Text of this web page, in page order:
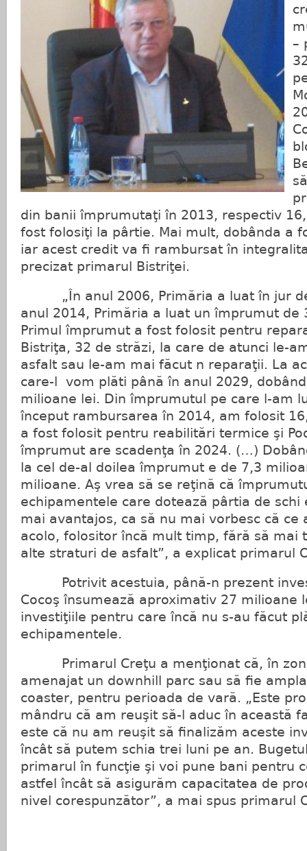
–
din banii împrumutaţi în 2013, respectiv
fost folosiţi la pârtie. Mai mult, dobânda a
iar acest credit va fi rambursat în
precizat primarul Bistriţei.
„În anul 2006, Primăria a luat în jur
anul 2014, Primăria a luat un împrumut de
Primul împrumut a fost folosit pentru
Bistriţa, 32 de străzi, la care de atunci le-
asfalt sau le-am mai făcut n reparaţii. La
care-l vom plăti până în anul 2029,
milioane lei. Din împrumutul pe care l-am
început rambursarea în 2014, am folosit
a fost folosit pentru reabilitări termice şi
împrumut are scadenţa în 2024. (…)
la cel de-al doilea împrumut e de 7,3
milioane. Aş vrea să se reţină că
echipamentele care dotează pârtia de schi
mai avantajos, ca să nu mai vorbesc că ce
acolo, folositor încă mult timp, fără să mai
alte straturi de asfalt”, a explicat primarul
Potrivit acestuia, până-n prezent
Cocoş însumează aproximativ 27 milioane
investiţiile pentru care încă nu s-au făcut
echipamentele.
Primarul Creţu a menţionat că, în
amenajat un downhill parc sau să fie
coaster, pentru perioada de vară. „Este
mândru că am reuşit să-l aduc în această
este că nu am reuşit să finalizăm aceste
încât să putem schia trei luni pe an.
primarul în funcţie şi voi pune bani pentru
astfel încât să asigurăm capacitatea de
nivel corespunzător”, a mai spus primarul